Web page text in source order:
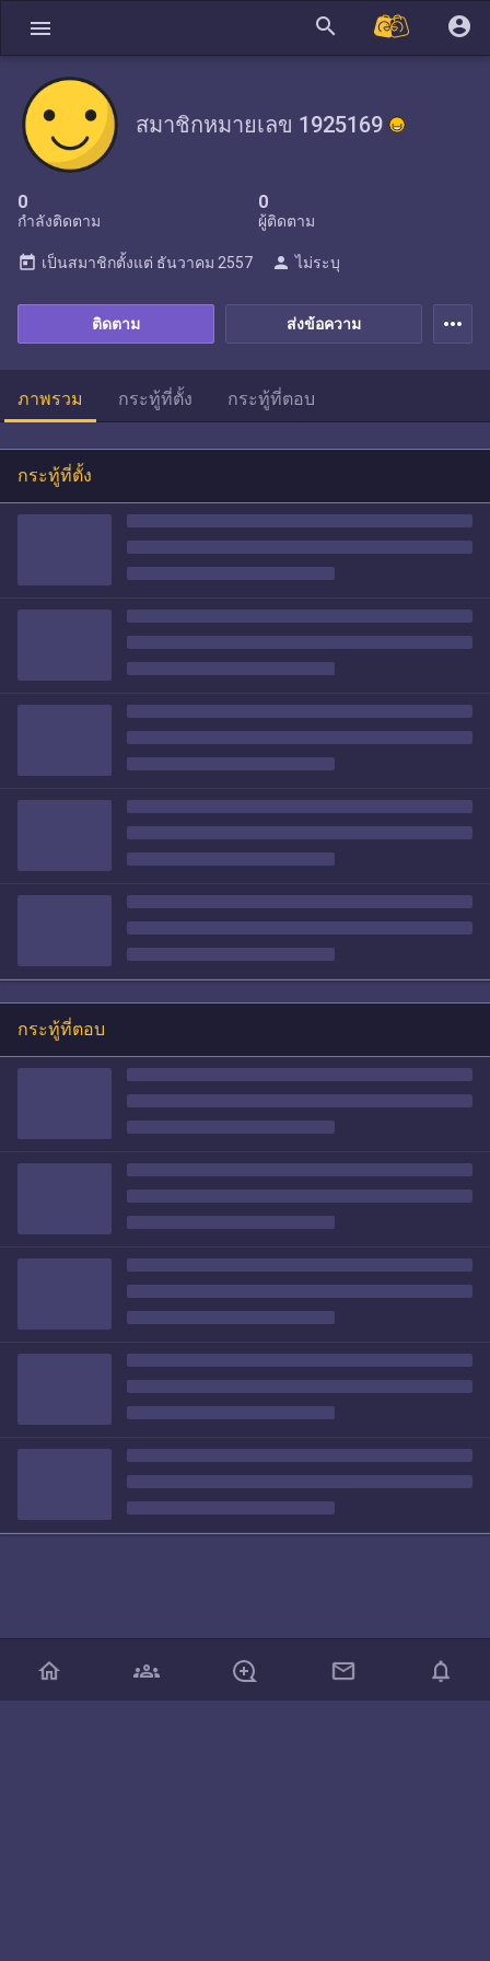
menu search account_circle
สมาชิกหมายเลข 1925169
0
กำลังติดตาม
0
ผู้ติดตาม
ส่งข้อความ
ติดตาม
today เป็นสมาชิกตั้งแต่ ธันวาคม 2557 person ไม่ระบุ
more_horiz
ภาพรวม กระทู้ที่ตั้ง กระทู้ที่ตอบ
กระทู้ที่ตั้ง
กระทู้ที่ตอบ